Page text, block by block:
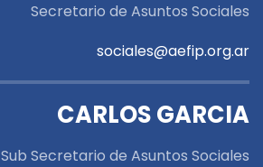
Secretario de Asuntos Sociales
sociales@aefip.org.ar
CARLOS GARCIA
Sub Secretario de Asuntos Sociales